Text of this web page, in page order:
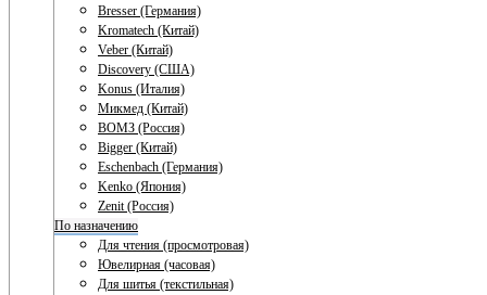
Bresser (Германия)
Kromatech (Китай)
Veber (Китай)
Discovery (США)
Konus (Италия)
Микмед (Китай)
ВОМЗ (Россия)
Bigger (Китай)
Eschenbach (Германия)
Kenko (Япония)
Zenit (Россия)
По назначению
Для чтения (просмотровая)
Ювелирная (часовая)
Для шитья (текстильная)